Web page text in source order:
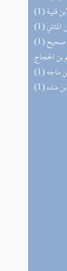
قتيبة
(1) السراج الوهاج من كشف مطالب صحيح
بن الحجاج
ماجه
منده